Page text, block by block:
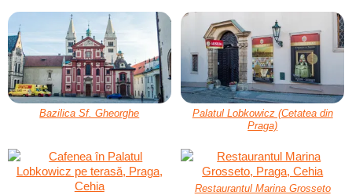
Bazilica Sf. Gheorghe
Palatul Lobkowicz (Cetatea din
Praga)
Restaurantul Marina Grosseto